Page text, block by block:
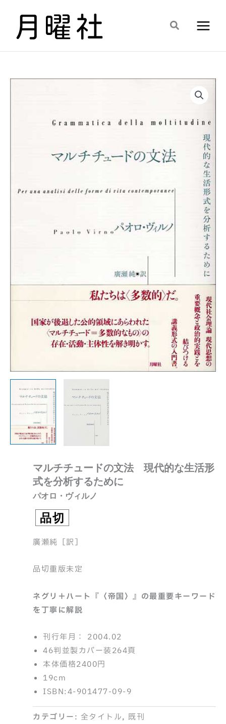
検
マルチチュードの文法 現代的な生活形
式を分析するために
パオロ・ヴィルノ
品切
廣瀬純［訳］
品切重版未定
ネグリ＋ハート『〈帝国〉』の最重要キーワード
を丁寧に解説
刊行年月： 2004.02
46判並製カバー装264頁
本体価格2400円
19cm
ISBN:4-901477-09-9
カテゴリー: 全タイトル, 既刊